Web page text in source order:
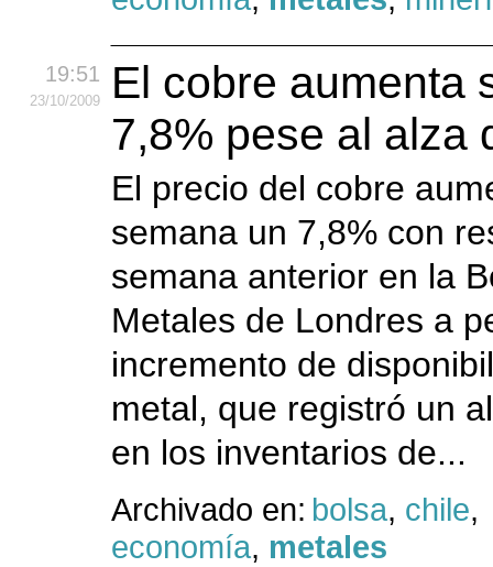
19:51
23/10/2009
El cobre aumenta
7,8% pese al alza
El precio del cobre
semana un 7,8% con
semana anterior en la
Metales de Londres a
incremento de
metal, que registró un
en los inventarios de...
Archivado en: bolsa, chile,
economía, metales